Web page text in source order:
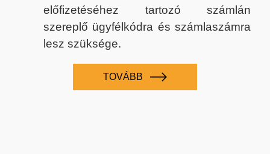
előfizetéséhez tartozó számlán
szereplő ügyfélkódra és számlaszámra
lesz szüksége.
TOVÁBB